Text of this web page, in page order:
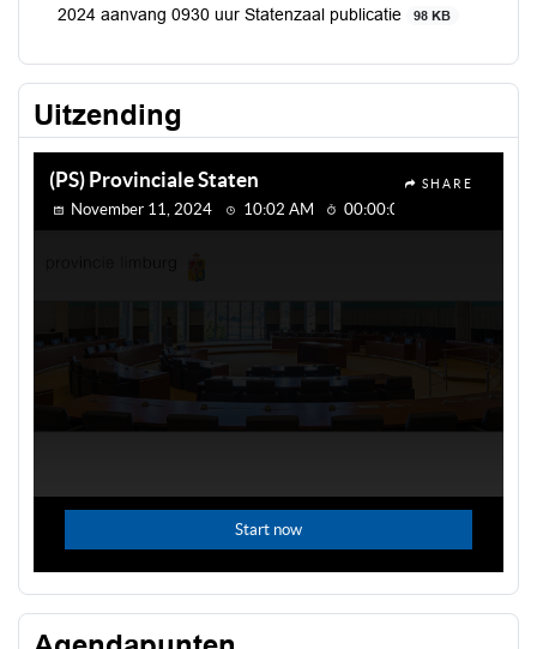
2024 aanvang 0930 uur Statenzaal publicatie
98 KB
Uitzending